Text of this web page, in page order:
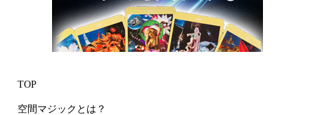
TOP
空間マジックとは？